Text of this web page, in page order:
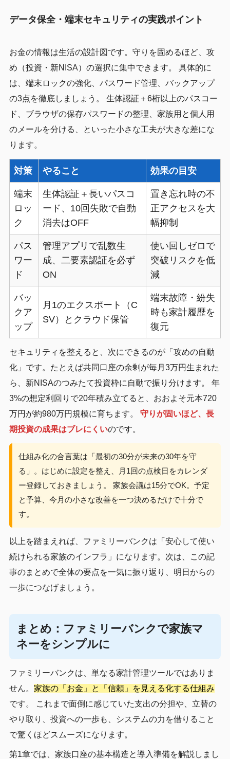
データ保全・端末セキュリティの実践ポイント
お金の情報は生活の設計図です。守りを固めるほど、攻
め（投資・新NISA）の選択に集中できます。 具体的に
は、端末ロックの強化、パスワード管理、バックアップ
の3点を徹底しましょう。 生体認証＋6桁以上のパスコー
ド、ブラウザの保存パスワードの整理、家族用と個人用
のメールを分ける、といった小さな工夫が大きな差にな
ります。
対策 やること 効果の目安
端末
ロッ
ク
生体認証＋長いパスコ
ード、10回失敗で自動
消去はOFF
置き忘れ時の不
正アクセスを大
幅抑制
パス
ワー
ド
管理アプリで乱数生
成、二要素認証を必ず
ON
使い回しゼロで
突破リスクを低
減
バッ
クア
ップ
月1のエクスポート（C
SV）とクラウド保管
端末故障・紛失
時も家計履歴を
復元
セキュリティを整えると、次にできるのが「攻めの自動
化」です。たとえば共同口座の余剰が毎月3万円生まれた
ら、新NISAのつみたて投資枠に自動で振り分けます。 年
3%の想定利回りで20年積み立てると、おおよそ元本720
万円が約980万円規模に育ちます。 守りが固いほど、長
期投資の成果はブレにくいのです。
仕組み化の合言葉は「最初の30分が未来の30年を守
る」。はじめに設定を整え、月1回の点検日をカレンダ
ー登録しておきましょう。 家族会議は15分でOK。予定
と予算、今月の小さな改善を一つ決めるだけで十分で
す。
以上を踏まえれば、ファミリーバンクは「安心して使い
続けられる家族のインフラ」になります。次は、この記
事のまとめで全体の要点を一気に振り返り、明日からの
一歩につなげましょう。
まとめ：ファミリーバンクで家族マ
ネーをシンプルに
ファミリーバンクは、単なる家計管理ツールではありま
せん。 家族の「お金」と「信頼」を見える化する仕組み
です。 これまで面倒に感じていた支出の分担や、立替の
やり取り、投資への一歩も、システムの力を借りること
で驚くほどスムーズになります。
第1章では、家族口座の基本構造と導入準備を解説しまし